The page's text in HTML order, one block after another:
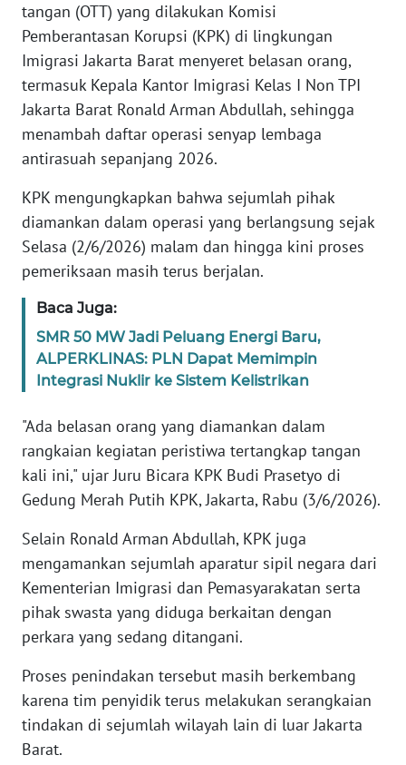
tangan (OTT) yang dilakukan Komisi
Pemberantasan Korupsi (KPK) di lingkungan
Imigrasi Jakarta Barat menyeret belasan orang,
termasuk Kepala Kantor Imigrasi Kelas I Non TPI
Jakarta Barat Ronald Arman Abdullah, sehingga
menambah daftar operasi senyap lembaga
antirasuah sepanjang 2026.
KPK mengungkapkan bahwa sejumlah pihak
diamankan dalam operasi yang berlangsung sejak
Selasa (2/6/2026) malam dan hingga kini proses
pemeriksaan masih terus berjalan.
Baca Juga:
SMR 50 MW Jadi Peluang Energi Baru,
ALPERKLINAS: PLN Dapat Memimpin
Integrasi Nuklir ke Sistem Kelistrikan
"Ada belasan orang yang diamankan dalam
rangkaian kegiatan peristiwa tertangkap tangan
kali ini," ujar Juru Bicara KPK Budi Prasetyo di
Gedung Merah Putih KPK, Jakarta, Rabu (3/6/2026).
Selain Ronald Arman Abdullah, KPK juga
mengamankan sejumlah aparatur sipil negara dari
Kementerian Imigrasi dan Pemasyarakatan serta
pihak swasta yang diduga berkaitan dengan
perkara yang sedang ditangani.
Proses penindakan tersebut masih berkembang
karena tim penyidik terus melakukan serangkaian
tindakan di sejumlah wilayah lain di luar Jakarta
Barat.
INDEKS
BERITA
KONTAK
KAMI
INFO
TENTANG
KAMI
MEDIA
REDAKSI
KARIR
DISCLAIMER
News
Regional
WN
SUMUT
JAKARTA
WN
JABAR